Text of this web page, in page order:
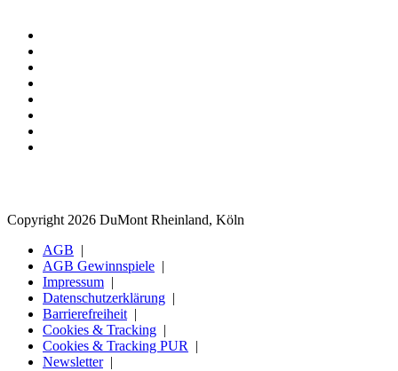
Copyright 2026 DuMont Rheinland, Köln
AGB
AGB Gewinnspiele
Impressum
Datenschutzerklärung
Barrierefreiheit
Cookies & Tracking
Cookies & Tracking PUR
Newsletter